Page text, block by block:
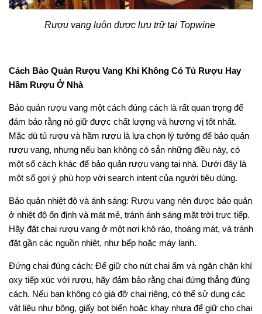
Rượu vang luôn được lưu trữ tại Topwine
Cách Bảo Quản Rượu Vang Khi Không Có Tủ Rượu Hay
Hầm Rượu Ở Nhà
Bảo quản rượu vang một cách đúng cách là rất quan trọng để
đảm bảo rằng nó giữ được chất lượng và hương vị tốt nhất.
Mặc dù tủ rượu và hầm rượu là lựa chọn lý tưởng để bảo quản
rượu vang, nhưng nếu bạn không có sẵn những điều này, có
một số cách khác để bảo quản rượu vang tại nhà. Dưới đây là
một số gợi ý phù hợp với search intent của người tiêu dùng.
Bảo quản nhiệt độ và ánh sáng: Rượu vang nên được bảo quản
ở nhiệt độ ổn định và mát mẻ, tránh ánh sáng mặt trời trực tiếp.
Hãy đặt chai rượu vang ở một nơi khô ráo, thoáng mát, và tránh
đặt gần các nguồn nhiệt, như bếp hoặc máy lạnh.
Đứng chai đúng cách: Để giữ cho nút chai ẩm và ngăn chặn khí
oxy tiếp xúc với rượu, hãy đảm bảo rằng chai đứng thẳng đúng
cách. Nếu bạn không có giá đỡ chai riêng, có thể sử dụng các
vật liệu như bông, giấy bọt biển hoặc khay nhựa để giữ cho chai